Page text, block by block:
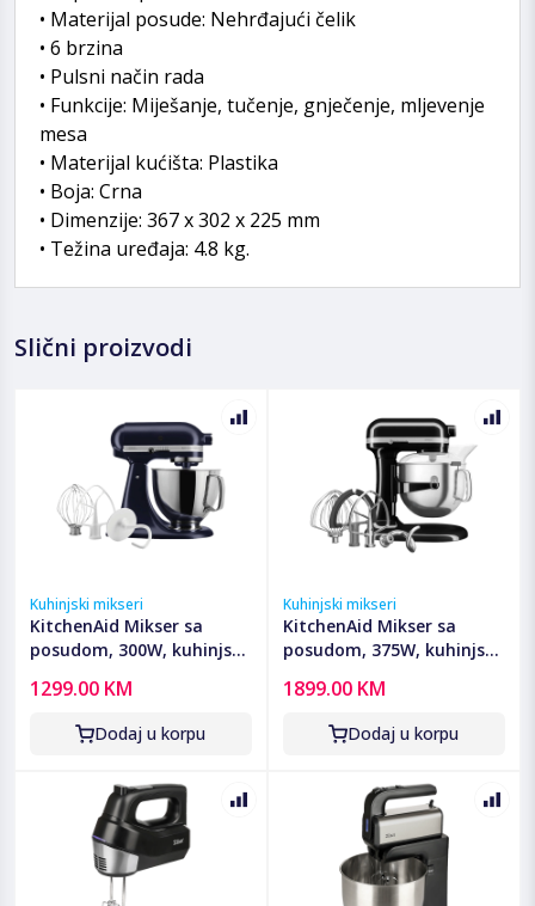
• Materijal posude: Nehrđajući čelik
• 6 brzina
• Pulsni način rada
• Funkcije: Miješanje, tučenje, gnječenje, mljevenje
mesa
• Materijal kućišta: Plastika
• Boja: Crna
• Dimenzije: 367 x 302 x 225 mm
• Težina uređaja: 4.8 kg.
Slični proizvodi
Kuhinjski mikseri
KitchenAid Mikser sa
posudom, 300W, kuhinjski
1299.00 KM
Dodaj u korpu
Kuhinjski mikseri
KitchenAid Mikser sa
posudom, 375W, kuhinjski
1899.00 KM
Dodaj u korpu